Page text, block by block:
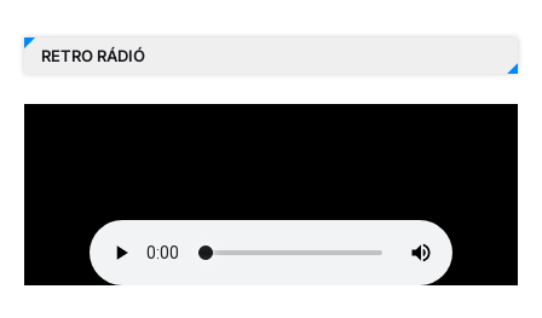
RETRO RÁDIÓ